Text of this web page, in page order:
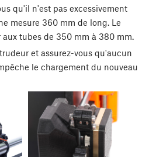
qu'il n'est pas excessivement
mesure 360 mm de long. Le
tubes de 350 mm à 380 mm.
et assurez-vous qu'aucun
le chargement du nouveau